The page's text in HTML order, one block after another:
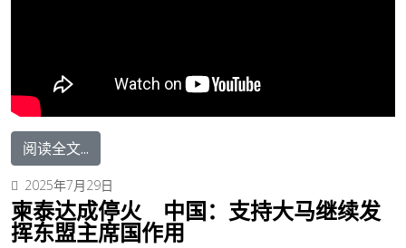
阅读全文...
2025年7月29日
柬泰达成停火 中国：支持大马继续发
挥东盟主席国作用